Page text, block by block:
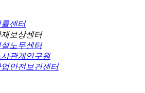
센터
보상센터
노무센터
관계연구원
안전보건센터